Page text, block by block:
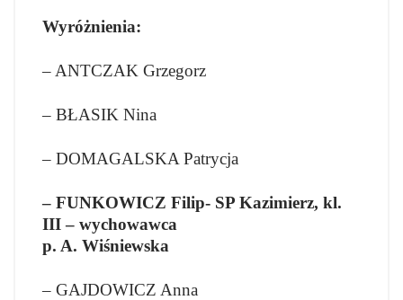
Wyróżnienia:
– ANTCZAK Grzegorz
– BŁASIK Nina
– DOMAGALSKA Patrycja
– FUNKOWICZ Filip- SP Kazimierz, kl.
III – wychowawca
p. A. Wiśniewska
– GAJDOWICZ Anna